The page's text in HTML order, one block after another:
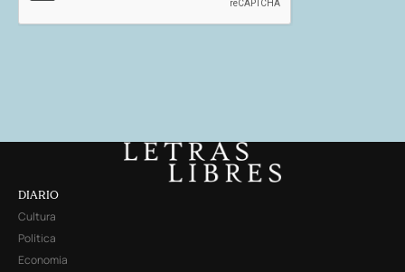
DIARIO
Cultura
Política
Economía